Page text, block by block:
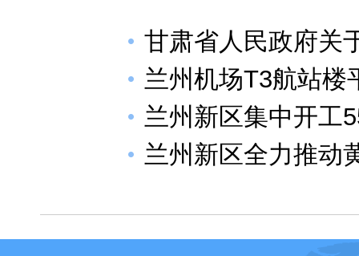
甘肃省人民政府关
兰州机场T3航站楼
兰州新区集中开工
兰州新区全力推动